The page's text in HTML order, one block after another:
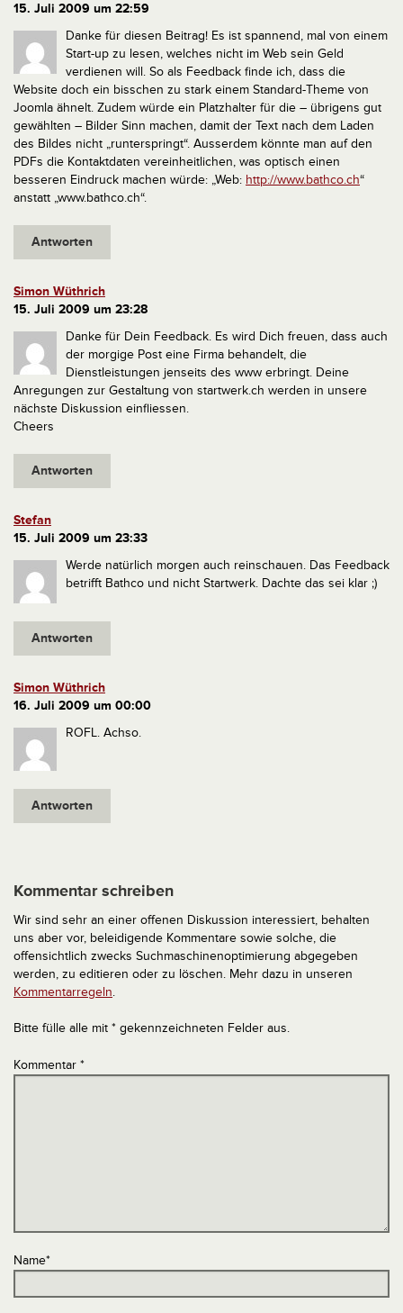
15. Juli 2009 um 22:59
Danke für diesen Beitrag! Es ist spannend, mal von einem
Start-up zu lesen, welches nicht im Web sein Geld
verdienen will. So als Feedback finde ich, dass die
Website doch ein bisschen zu stark einem Standard-Theme von
Joomla ähnelt. Zudem würde ein Platzhalter für die – übrigens gut
gewählten – Bilder Sinn machen, damit der Text nach dem Laden
des Bildes nicht „runterspringt“. Ausserdem könnte man auf den
PDFs die Kontaktdaten vereinheitlichen, was optisch einen
besseren Eindruck machen würde: „Web: http://www.bathco.ch“
anstatt „www.bathco.ch“.
Antworten
Simon Wüthrich
15. Juli 2009 um 23:28
Danke für Dein Feedback. Es wird Dich freuen, dass auch
der morgige Post eine Firma behandelt, die
Dienstleistungen jenseits des www erbringt. Deine
Anregungen zur Gestaltung von startwerk.ch werden in unsere
nächste Diskussion einfliessen.
Cheers
Antworten
Stefan
15. Juli 2009 um 23:33
Werde natürlich morgen auch reinschauen. Das Feedback
betrifft Bathco und nicht Startwerk. Dachte das sei klar ;)
Antworten
Simon Wüthrich
16. Juli 2009 um 00:00
ROFL. Achso.
Antworten
Kommentar schreiben
Wir sind sehr an einer offenen Diskussion interessiert, behalten
uns aber vor, beleidigende Kommentare sowie solche, die
offensichtlich zwecks Suchmaschinenoptimierung abgegeben
werden, zu editieren oder zu löschen. Mehr dazu in unseren
Kommentarregeln.
Bitte fülle alle mit * gekennzeichneten Felder aus.
Kommentar *
Name*